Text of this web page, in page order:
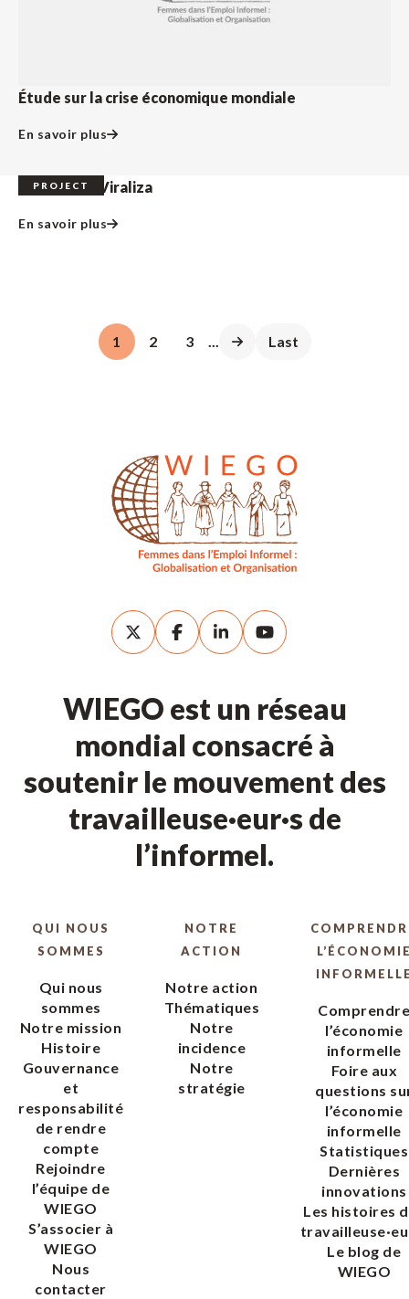
Étude sur la crise économique mondiale
En savoir plus
PROJECT
CataSaúde Viraliza
En savoir plus
1 2 3 ... Last
WIEGO est un réseau
mondial consacré à
soutenir le mouvement des
travailleuse·eur·s de
l’informel.
QUI NOUS
SOMMES
Qui nous
sommes
Notre mission
Histoire
Gouvernance
et
responsabilité
de rendre
compte
Rejoindre
l’équipe de
WIEGO
S’associer à
WIEGO
Nous
contacter
NOTRE
ACTION
Notre action
Thématiques
Notre
incidence
Notre
stratégie
l’économie
informelle
Foire aux
questions
l’économie
informelle
Statistiques
Dernières
innovations
Les histoires
Le blog de
WIEGO